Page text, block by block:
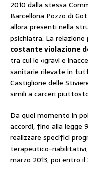
2010 dalla stessa
Barcellona Pozzo di
allora presenti nella
psichiatra. La relazione
costante violazione
tra cui le «gravi e
sanitarie rilevate in
Castiglione delle
simili a carceri
Da quel momento in
accordi, fino alla legge
realizzare specifici
terapeutico-
marzo 2013, poi entro il